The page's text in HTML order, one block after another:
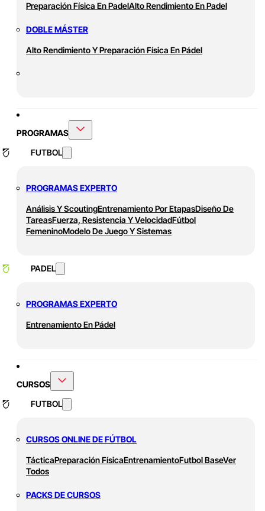
Preparación Física En PadelAlto Rendimiento En Padel
DOBLE MÁSTER
Alto Rendimiento Y Preparación Física En Pádel
PROGRAMAS
FUTBOL
PROGRAMAS EXPERTO
Análisis Y ScoutingEntrenamiento Por EtapasDiseño De
TareasFuerza, Resistencia Y VelocidadFútbol
FemeninoModelo De Juego Y Sistemas
PADEL
PROGRAMAS EXPERTO
Entrenamiento En Pádel
CURSOS
FUTBOL
CURSOS ONLINE DE FÚTBOL
TácticaPreparación FísicaEntrenamientoFutbol BaseVer
Todos
PACKS DE CURSOS